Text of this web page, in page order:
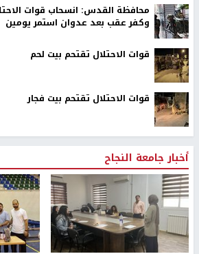
محافظة القدس: انسحاب قوات
وكفر عقب بعد عدوان استمر يومين
قوات الاحتلال تقتحم بيت لحم
قوات الاحتلال تقتحم بيت فجار
أخبار جامعة النجاح